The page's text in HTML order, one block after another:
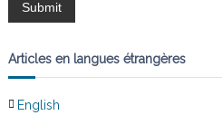
Articles en langues étrangères
English